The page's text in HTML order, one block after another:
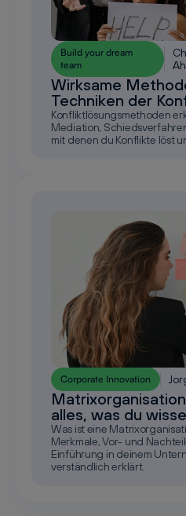
Build your dream
team
Wirksame
Techniken der
Konfliktlösungsmethoden
Mediation,
mit denen du Konflikte löst
Corporate Innovation
alles, was du
Was ist eine
Merkmale, Vor- und
Einführung in deinem
verständlich erklärt.